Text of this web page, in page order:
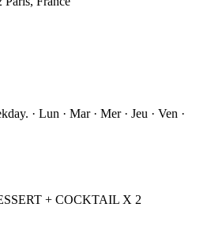
· Lun · Mar · Mer · Jeu · Ven ·
+ COCKTAIL X 2